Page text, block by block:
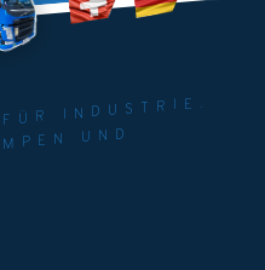
INDUSTRIE.
UND